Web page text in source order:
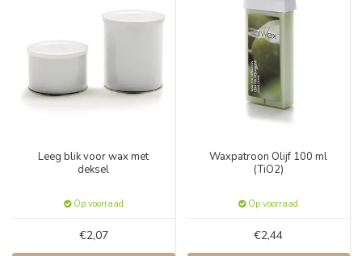
Leeg blik voor wax met
deksel
Op voorraad
€2,07
Waxpatroon Olijf 100 ml
(TiO2)
Op voorraad
€2,44